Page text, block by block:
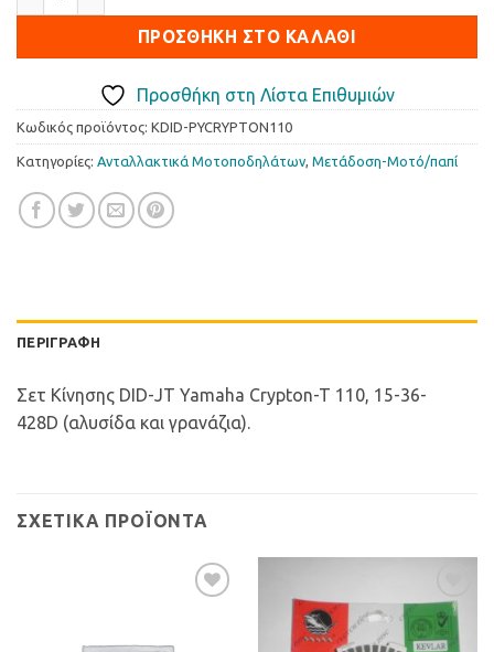
ΠΡΟΣΘΉΚΗ ΣΤΟ ΚΑΛΆΘΙ
Προσθήκη στη Λίστα Επιθυμιών
Κωδικός προϊόντος: KDID-PYCRYPTON110
Κατηγορίες: Ανταλλακτικά Μοτοποδηλάτων, Μετάδοση-Μοτό/παπί
ΠΕΡΙΓΡΑΦΉ
Σετ Κίνησης DID-JT Yamaha Crypton-T 110, 15-36-
428D (αλυσίδα και γρανάζια).
ΣΧΕΤΙΚΆ ΠΡΟΪΌΝΤΑ
Επιθυμιών
Προσθήκη
στη Λίστα
Επιθυμιών